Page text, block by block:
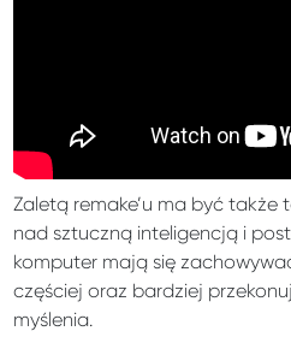
Zaletą remake’u ma być
nad sztuczną inteligencją i
komputer mają się
częściej oraz bardziej
myślenia.